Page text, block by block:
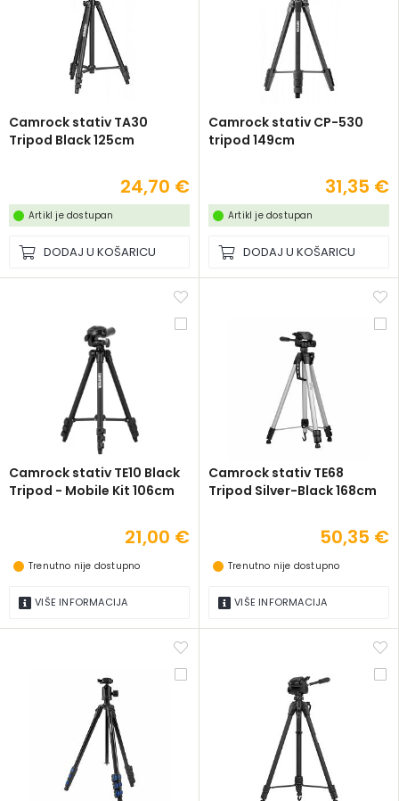
Camrock stativ TA30
Tripod Black 125cm
24,70 €
Artikl je dostupan
DODAJ U KOŠARICU
Camrock stativ CP-530
tripod 149cm
31,35 €
Artikl je dostupan
DODAJ U KOŠARICU
Camrock stativ TE10 Black
Tripod - Mobile Kit 106cm
21,00 €
Trenutno nije dostupno
VIŠE INFORMACIJA
Camrock stativ TE68
Tripod Silver-Black 168cm
50,35 €
Trenutno nije dostupno
VIŠE INFORMACIJA